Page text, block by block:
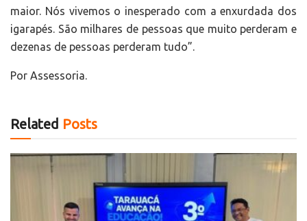
maior. Nós vivemos o inesperado com a enxurdada dos
igarapés. São milhares de pessoas que muito perderam e
dezenas de pessoas perderam tudo”.
Por Assessoria.
Related Posts